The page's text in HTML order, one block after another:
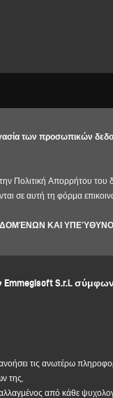
των προσωπικών
Πολιτική Απορρήτου του
σε αυτή τη φόρμα
ΚΑΙ
ΠΟΥ
να επεξεργαστεί τα
για πληροφορίες που
S.r.l.
τις ανωτέρω
της,
από κάθε